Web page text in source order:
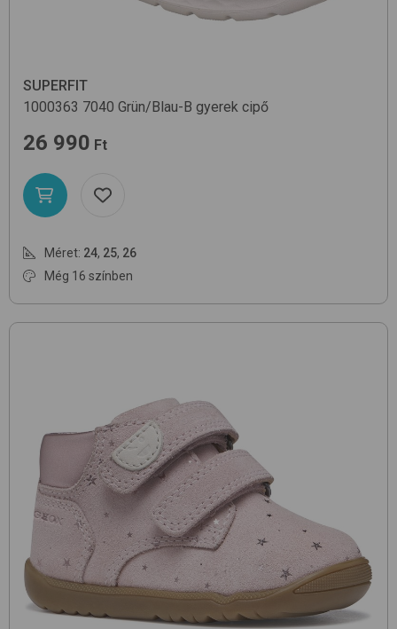
SUPERFIT
1000363 7040 Grün/Blau-B gyerek cipő
26 990 Ft
Méret: 24, 25, 26
Még 16 színben